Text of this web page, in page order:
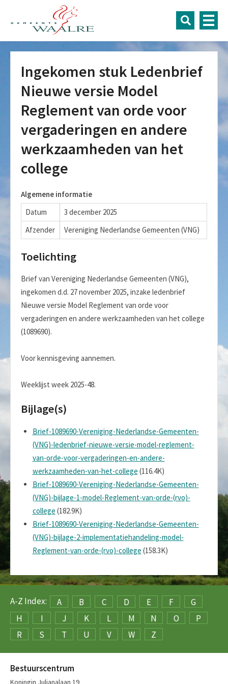
Ingekomen stuk Ledenbrief
Nieuwe versie Model
Reglement van orde voor
vergaderingen en andere
werkzaamheden van het
college
Algemene informatie
Datum
3 december 2025
Afzender
Vereniging Nederlandse Gemeenten (VNG)
Toelichting
Brief van Vereniging Nederlandse Gemeenten (VNG),
ingekomen d.d. 27 november 2025, inzake ledenbrief
Nieuwe versie Model Reglement van orde voor
vergaderingen en andere werkzaamheden van het college
(1089690).
Voor kennisgeving aannemen.
Weeklijst week 2025-48.
Bijlage(s)
Brief-1089690-Vereniging-Nederlandse-Gemeenten-
(VNG)-ledenbrief-nieuwe-versie-model-reglement-
van-orde-voor-vergaderingen-en-andere-
werkzaamheden-van-het-college (116.4K)
Brief-1089690-Vereniging-Nederlandse-Gemeenten-
(VNG)-bijlage-1-model-Reglement-van-orde-(rvo)-
college (182.9K)
Brief-1089690-Vereniging-Nederlandse-Gemeenten-
(VNG)-bijlage-2-implementatiehandeling-model-
Reglement-van-orde-(rvo)-college (158.3K)
A-Z Index: A B C D E F
G
H
I J K L M N O
P
R
S T U V W Z
Bestuurscentrum
Koningin Julianalaan 19